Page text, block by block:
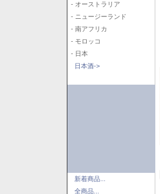
- オーストラリア
- ニュージーランド
- 南アフリカ
- モロッコ
- 日本
日本酒->
新着商品...
全商品...